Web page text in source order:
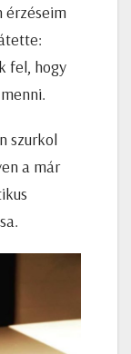
érzéseim
fel, hogy
szurkol
a már